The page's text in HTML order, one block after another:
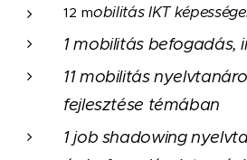
12 mobilitás IKT
1 mobilitás befogadás,
11 mobilitás
fejlesztése témában
1 job shadowing